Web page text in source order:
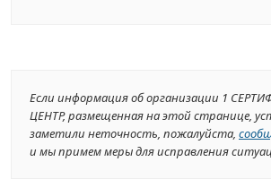
Если информация об организации 1
ЦЕНТР, размещенная на этой странице,
заметили неточность, пожалуйста,
и мы примем меры для исправления